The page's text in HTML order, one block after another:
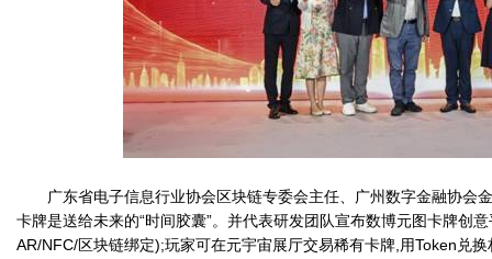
广东省电子信息行业协会区块链专委会主任、广州数字金融协会
卡牌是送给未来的“时间胶囊”。并代表研发团队宣布数博元图卡牌创
AR/NFC/区块链绑定);玩家可在元宇宙展厅交易稀有卡牌,用Token兑